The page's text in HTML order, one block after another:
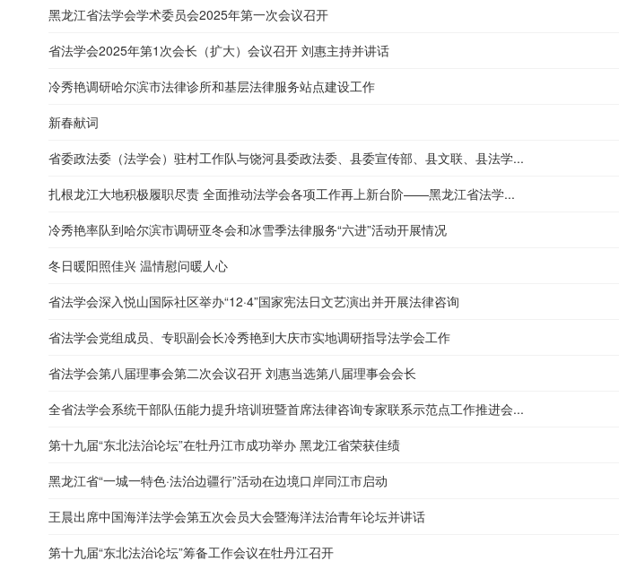
黑龙江省法学会学术委员会2025年第一次会议召开
省法学会2025年第1次会长（扩大）会议召开 刘惠主持并讲话
冷秀艳调研哈尔滨市法律诊所和基层法律服务站点建设工作
新春献词
省委政法委（法学会）驻村工作队与饶河县委政法委、县委宣传部、县文联、县法学...
扎根龙江大地积极履职尽责 全面推动法学会各项工作再上新台阶——黑龙江省法学...
冷秀艳率队到哈尔滨市调研亚冬会和冰雪季法律服务“六进”活动开展情况
冬日暖阳照佳兴 温情慰问暖人心
省法学会深入悦山国际社区举办“12·4”国家宪法日文艺演出并开展法律咨询
省法学会党组成员、专职副会长冷秀艳到大庆市实地调研指导法学会工作
省法学会第八届理事会第二次会议召开 刘惠当选第八届理事会会长
全省法学会系统干部队伍能力提升培训班暨首席法律咨询专家联系示范点工作推进会...
第十九届“东北法治论坛”在牡丹江市成功举办 黑龙江省荣获佳绩
黑龙江省“一城一特色·法治边疆行”活动在边境口岸同江市启动
王晨出席中国海洋法学会第五次会员大会暨海洋法治青年论坛并讲话
第十九届“东北法治论坛”筹备工作会议在牡丹江召开